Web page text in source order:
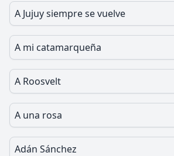
A Jujuy siempre se vuelve
A mi catamarqueña
A Roosvelt
A una rosa
Adán Sánchez